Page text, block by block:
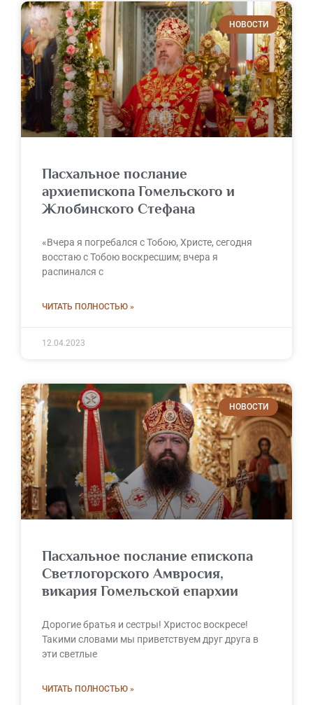
НОВОСТИ
Пасхальное послание
архиепископа Гомельского и
Жлобинского Стефана
«Вчера я погребался с Тобою, Христе, сегодня
восстаю с Тобою воскресшим; вчера я
распинался с
ЧИТАТЬ ПОЛНОСТЬЮ »
12.04.2023
НОВОСТИ
Пасхальное послание епископа
Светлогорского Амвросия,
викария Гомельской епархии
Дорогие братья и сестры! Христос воскресе!
Такими словами мы приветствуем друг друга в
эти светлые
ЧИТАТЬ ПОЛНОСТЬЮ »